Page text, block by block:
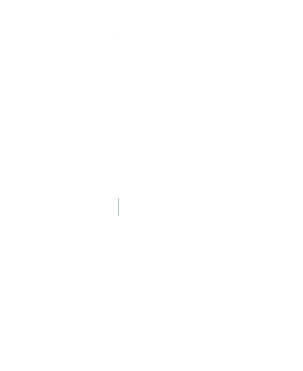
消費税込み